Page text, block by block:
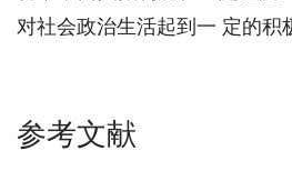
对社会政治生活起到一 定的积
参考文献